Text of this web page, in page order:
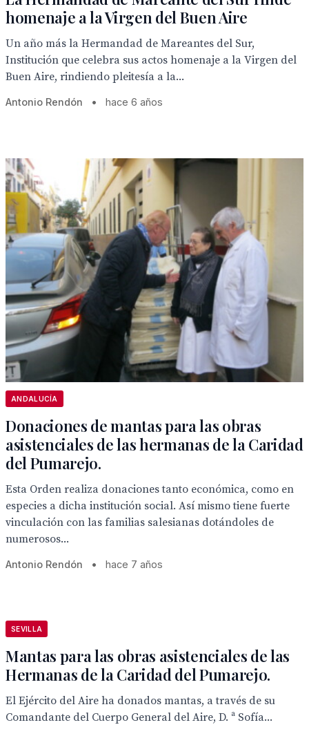
homenaje a la Virgen del Buen Aire
Un año más la Hermandad de Mareantes del Sur,
Institución que celebra sus actos homenaje a la Virgen del
Buen Aire, rindiendo pleitesía a la...
Antonio Rendón • hace 6 años
ANDALUCÍA
Donaciones de mantas para las obras
asistenciales de las hermanas de la Caridad
del Pumarejo.
Esta Orden realiza donaciones tanto económica, como en
especies a dicha institución social. Así mismo tiene fuerte
vinculación con las familias salesianas dotándoles de
numerosos...
Antonio Rendón • hace 7 años
SEVILLA
Mantas para las obras asistenciales de las
Hermanas de la Caridad del Pumarejo.
El Ejército del Aire ha donados mantas, a través de su
Comandante del Cuerpo General del Aire, D. ª Sofía...